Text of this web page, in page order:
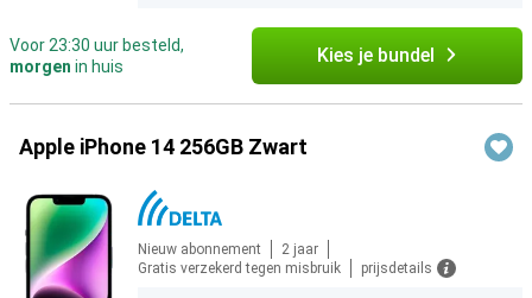
Voor 23:30 uur besteld,
morgen in huis Kies je bundel
Apple iPhone 14 256GB Zwart
Nieuw abonnement
2 jaar
Gratis verzekerd tegen misbruik
prijsdetails